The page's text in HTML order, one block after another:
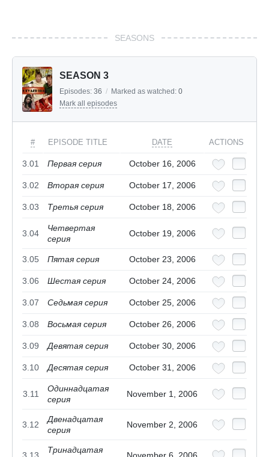
SEASONS
SEASON 3
Episodes: 36 / Marked as watched: 0
Mark all episodes
# EPISODE TITLE DATE ACTIONS
3.01 Первая серия October 16, 2006
3.02 Вторая серия October 17, 2006
3.03 Третья серия October 18, 2006
3.04
Четвертая
серия
October 19, 2006
3.05 Пятая серия October 23, 2006
3.06 Шестая серия October 24, 2006
3.07 Седьмая серия October 25, 2006
3.08 Восьмая серия October 26, 2006
3.09 Девятая серия October 30, 2006
3.10 Десятая серия October 31, 2006
3.11
Одиннадцатая
серия
November 1, 2006
3.12
Двенадцатая
серия
November 2, 2006
3.13
Тринадцатая
November 6, 2006